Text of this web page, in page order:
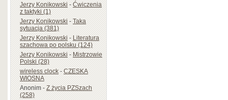
Jerzy Konikowski-Ćwiczenia
z taktyki (1)
Jerzy Konikowski-Taka
sytuacja (381)
Jerzy Konikowski-Literatura
szachowa po polsku (124)
Jerzy Konikowski-Mistrzowie
Polski (28)
wireless clock-CZESKA
WIOSNA
Anonim-Z życia PZSzach
(258)